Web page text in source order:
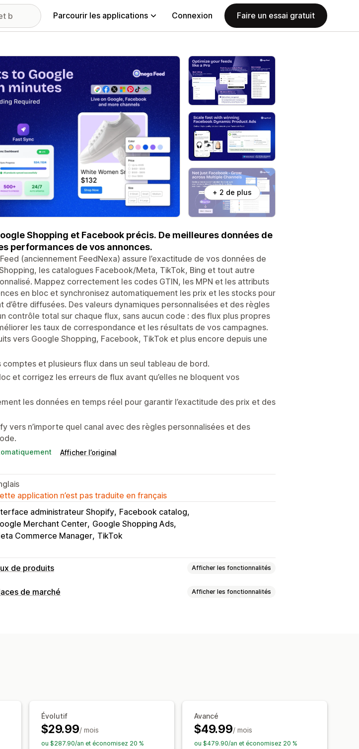
Parcourir les applications Connexion Faire un essai gratuit
+ 2 de plus
Shopping et Facebook précis. De meilleures données de
performances de vos annonces.
(anciennement FeedNexa) assure l’exactitude de vos données de
les catalogues Facebook/Meta, TikTok, Bing et tout autre
Mappez correctement les codes GTIN, les MPN et les attributs
en bloc et synchronisez automatiquement les prix et les stocks pour
d’être diffusées. Des valeurs dynamiques personnalisées et des règles
contrôle total sur chaque flux, sans aucun code : des flux plus propres
les taux de correspondance et les résultats de vos campagnes.
vers Google Shopping, Facebook, TikTok et plus encore depuis une
et plusieurs flux dans un seul tableau de bord.
et corrigez les erreurs de flux avant qu’elles ne bloquent vos
les données en temps réel pour garantir l’exactitude des prix et des
vers n’importe quel canal avec des règles personnalisées et des
Afficher l’original
application n’est pas traduite en français
administrateur Shopify Facebook catalog
Merchant Center Google Shopping Ads
Commerce Manager TikTok
de produits Afficher les fonctionnalités
du flux
à jour en temps réel
Synchronisation programmée
d’erreur Sélection de produit
Flux par cibles spécifiques
relative aux stocks
Gestion des codes GTIN
du flux Suivi des performances Multi-format
de marché Afficher les fonctionnalités
Évolutif
$29.99/ mois
ou $287.90/an et économisez 20 %
Avancé
$49.99/ mois
ou $479.90/an et économisez 20 %